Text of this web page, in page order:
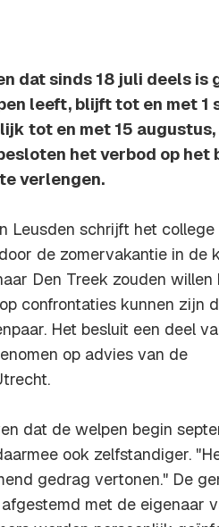
dat sinds 18 juli deels is
leeft, blijft tot en met 1
tot en met 15 augustus,
het verbod op het
verlengen.
Leusden schrijft het college
de zomervakantie in de
Den Treek zouden willen
confrontaties kunnen zijn
Het besluit een deel
op advies van de
dat de welpen begin
ook zelfstandiger.
gedrag vertonen." De
met de eigenaar